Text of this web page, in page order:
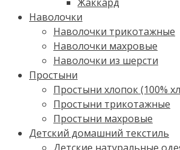
Наволочки
Наволочки трикотажные
Наволочки махровые
Наволочки из шерсти
Простыни
Простыни хлопок (100%
Простыни трикотажные
Простыни махровые
Детский домашний текстиль